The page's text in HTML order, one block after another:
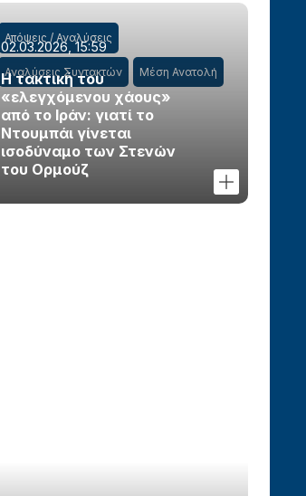
Απόψεις / Αναλύσεις
Αναλύσεις Συντακτών Μέση Ανατολή
02.03.2026, 15:59
Η τακτική του
«ελεγχόμενου χάους»
από το Ιράν: γιατί το
Ντουμπάι γίνεται
ισοδύναμο των Στενών
του Ορμούζ